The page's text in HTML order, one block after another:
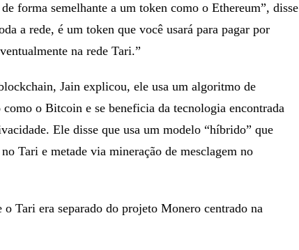
forma semelhante a um token como o Ethereum”, disse
a rede, é um token que você usará para pagar por
na rede Tari.”
Jain explicou, ele usa um algoritmo de
como o Bitcoin e se beneficia da tecnologia encontrada
Ele disse que usa um modelo “híbrido” que
Tari e metade via mineração de mesclagem no
Tari era separado do projeto Monero centrado na